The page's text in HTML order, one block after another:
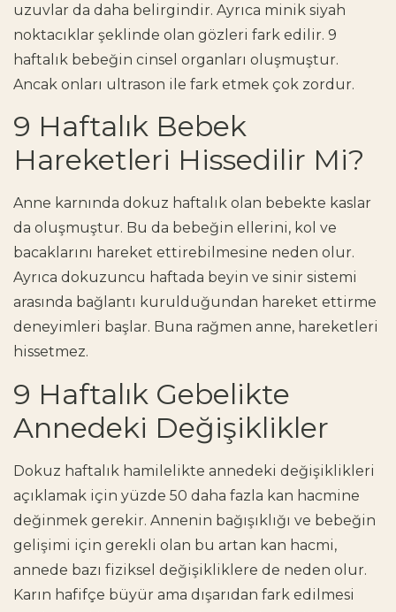
uzuvlar da daha belirgindir. Ayrıca minik siyah
noktacıklar şeklinde olan gözleri fark edilir. 9
haftalık bebeğin cinsel organları oluşmuştur.
Ancak onları ultrason ile fark etmek çok zordur.
9 Haftalık Bebek
Hareketleri Hissedilir Mi?
Anne karnında dokuz haftalık olan bebekte kaslar
da oluşmuştur. Bu da bebeğin ellerini, kol ve
bacaklarını hareket ettirebilmesine neden olur.
Ayrıca dokuzuncu haftada beyin ve sinir sistemi
arasında bağlantı kurulduğundan hareket ettirme
deneyimleri başlar. Buna rağmen anne, hareketleri
hissetmez.
9 Haftalık Gebelikte
Annedeki Değişiklikler
Dokuz haftalık hamilelikte annedeki değişiklikleri
açıklamak için yüzde 50 daha fazla kan hacmine
değinmek gerekir. Annenin bağışıklığı ve bebeğin
gelişimi için gerekli olan bu artan kan hacmi,
annede bazı fiziksel değişikliklere de neden olur.
Karın hafifçe büyür ama dışarıdan fark edilmesi